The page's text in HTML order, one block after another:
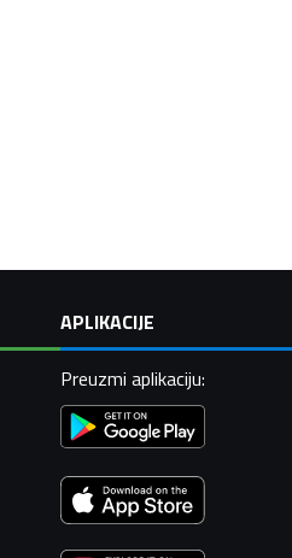
APLIKACIJE
Preuzmi aplikaciju: